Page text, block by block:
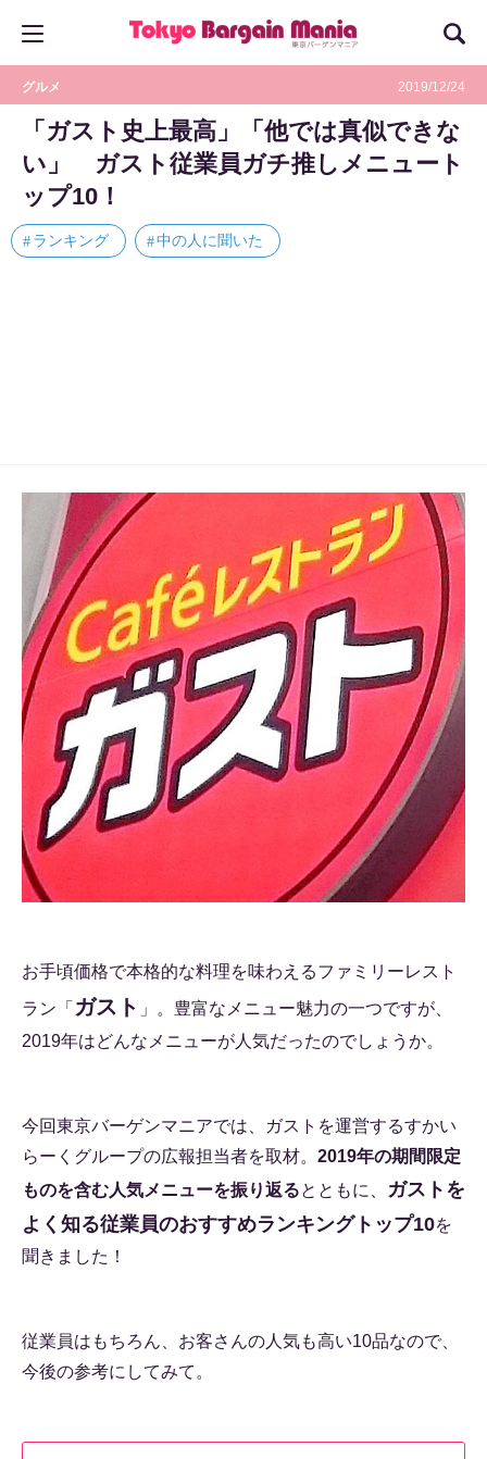
グルメ 2019/12/24
「ガスト史上最高」「他では真似できな
い」 ガスト従業員ガチ推しメニュート
ップ10！
ランキング 中の人に聞いた
お手頃価格で本格的な料理を味わえるファミリーレスト
ラン「 ガスト 」。豊富なメニュー魅力の一つですが、
2019年はどんなメニューが人気だったのでしょうか。
今回東京バーゲンマニアでは、ガストを運営するすかい
らーくグループの広報担当者を取材。 2019年の期間限定
ものを含む人気メニューを振り返るとともに、
ガストを
よく知る従業員のおすすめランキングトップ10を
聞きました！
従業員はもちろん、お客さんの人気も高い10品なので、
今後の参考にしてみて。